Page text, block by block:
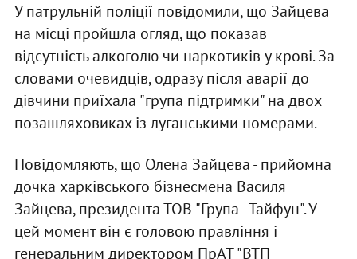
У патрульній поліції повідомили, що Зайцева
на місці пройшла огляд, що показав
відсутність алкоголю чи наркотиків у крові. За
словами очевидців, одразу після аварії до
дівчини приїхала "група підтримки" на двох
позашляховиках із луганськими номерами.
Повідомляють, що Олена Зайцева - прийомна
дочка харківського бізнесмена Василя
Зайцева, президента ТОВ "Група - Тайфун". У
цей момент він є головою правління і
генеральним директором ПрАТ "ВТП